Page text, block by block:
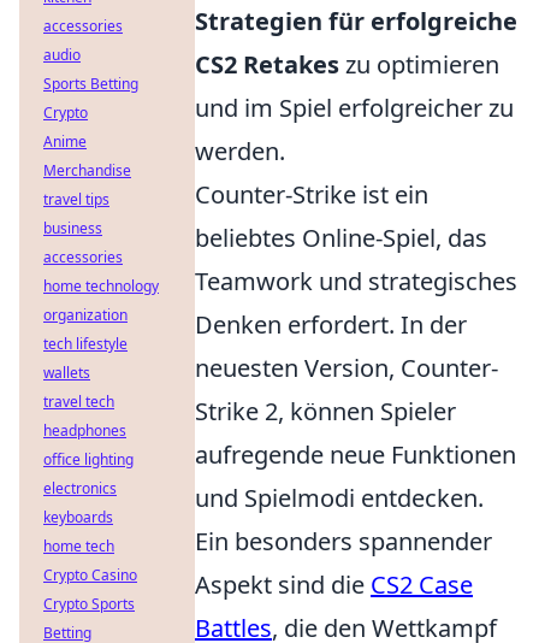
Strategien für erfolgreiche
CS2 Retakeszu optimieren
und im Spiel erfolgreicher zu
werden.
Counter-Strike ist ein
beliebtes Online-Spiel, das
Teamwork und strategisches
Denken erfordert. In der
neuesten Version, Counter-
Strike 2, können Spieler
aufregende neue Funktionen
und Spielmodi entdecken.
Ein besonders spannender
Aspekt sind die CS2 Case
Battles, die den Wettkampf
accessories
audio
Sports Betting
Crypto
Anime
Merchandise
travel tips
business
accessories
home technology
organization
tech lifestyle
wallets
travel tech
headphones
office lighting
electronics
keyboards
home tech
Crypto Casino
Crypto Sports
Betting